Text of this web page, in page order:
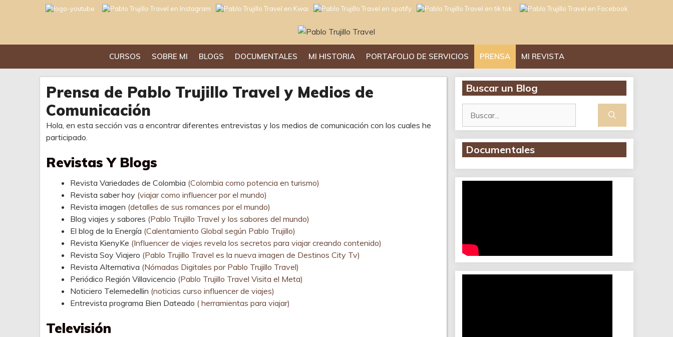
CURSOS SOBRE MI BLOGS DOCUMENTALES MI HISTORIA PORTAFOLIO DE SERVICIOS PRENSA MI REVISTA
Prensa de Pablo Trujillo Travel y Medios de
Comunicación
Hola, en esta sección vas a encontrar diferentes entrevistas y los medios de comunicación con los cuales he
participado.
Revistas Y Blogs
Revista Variedades de Colombia (Colombia como potencia en turismo)
Revista saber hoy (viajar como influencer por el mundo)
Revista imagen (detalles de sus romances por el mundo)
Blog viajes y sabores (Pablo Trujillo Travel y los sabores del mundo)
El blog de la Energía (Calentamiento Global según Pablo Trujillo)
Revista KienyKe (Influencer de viajes revela los secretos para viajar creando contenido)
Revista Soy Viajero (Pablo Trujillo Travel es la nueva imagen de Destinos City Tv)
Revista Alternativa (Nómadas Digitales por Pablo Trujillo Travel)
Periódico Región Villavicencio (Pablo Trujillo Travel Visita el Meta)
Noticiero Telemedellin (noticias curso influencer de viajes)
Entrevista programa Bien Dateado ( herramientas para viajar)
Televisión
Buscar un Blog
Documentales